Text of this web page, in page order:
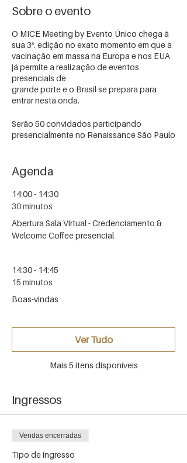
Sobre o evento
O MICE Meeting by Evento Único chega à
sua 3ª. edição no exato momento em que a
vacinação em massa na Europa e nos EUA
já permite a realização de eventos
presenciais de
grande porte e o Brasil se prepara para
entrar nesta onda.
Serão 50 convidados participando
presencialmente no Renaissance São Paulo
limitadas.
Agenda
14:00 - 14:30
30 minutos
Abertura Sala Virtual - Credenciamento &
Welcome Coffee presencial
14:30 - 14:45
15 minutos
Boas-vindas
Mais 5 itens disponíveis
Ver Tudo
Ingressos
Vendas encerradas
Tipo de ingresso